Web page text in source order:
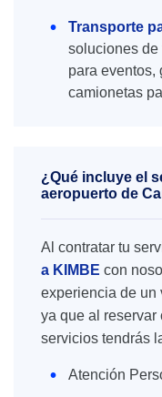
Transporte
soluciones
para eventos,
camionetas
¿Qué incluye el
aeropuerto de
Al contratar tu
a KIMBE con
experiencia de un
ya que al
servicios tendrás
Atención